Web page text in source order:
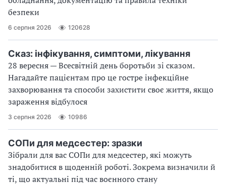
безпеки
6 серпня 2026 120628
Сказ: інфікування, симптоми, лікування
28 вересня — Всесвітній день боротьби зі сказом.
Нагадайте пацієнтам про це гостре інфекційне
захворювання та способи захистити своє життя, якщо
зараження відбулося
3 серпня 2026 10986
СОПи для медсестер: зразки
Зібрали для вас СОПи для медсестер, які можуть
знадобитися в щоденній роботі. Зокрема визначили й
ті, що актуальні під час воєнного стану